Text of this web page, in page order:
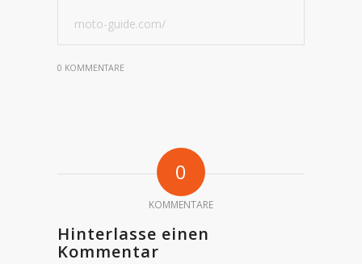
moto-guide.com/
0 KOMMENTARE
0
KOMMENTARE
Hinterlasse einen
Kommentar